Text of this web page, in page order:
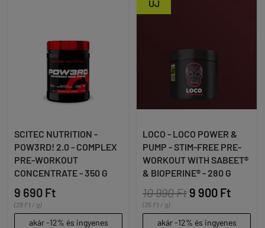
SCITEC NUTRITION -
POW3RD! 2.0 - COMPLEX
PRE-WORKOUT
CONCENTRATE - 350 G
9 690 Ft
(28 Ft / g)
akár -12% és ingyenes
ÚJ
LOCO - LOCO POWER &
PUMP - STIM-FREE PRE-
WORKOUT WITH SABEET®
& BIOPERINE® - 280 G
10 990 Ft9 900 Ft
(35 Ft / g)
akár -12% és ingyenes